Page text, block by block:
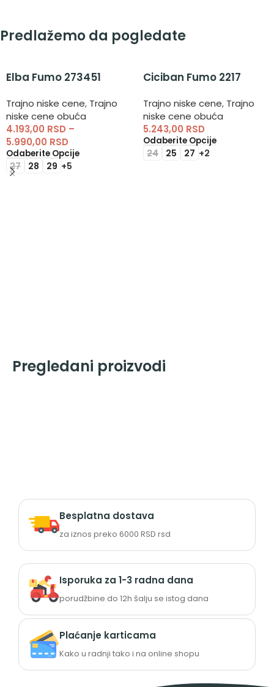
Predlažemo da pogledate
Elba Fumo 273451
Trajno niske cene, Trajno
niske cene obuća
4.193,00 RSD –
5.990,00 RSD
Odaberite Opcije
27 28 29 +5
Ciciban Fumo 2217
Trajno niske cene, Trajno
niske cene obuća
5.243,00 RSD
Odaberite Opcije
24 25 27 +2
Pregledani proizvodi
Besplatna dostava
za iznos preko 6000 RSD rsd
Isporuka za 1-3 radna dana
porudžbine do 12h šalju se istog dana
Plaćanje karticama
Kako u radnji tako i na online shopu